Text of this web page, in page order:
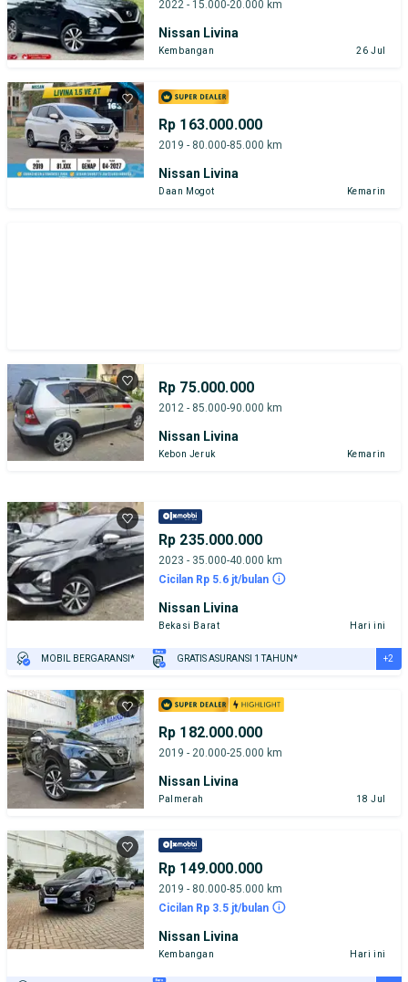
2022 - 15.000-20.000 km
Nissan Livina
Kembangan 26 Jul
Rp 163.000.000
2019 - 80.000-85.000 km
Nissan Livina
Daan Mogot Kemarin
Rp 75.000.000
2012 - 85.000-90.000 km
Nissan Livina
Kebon Jeruk Kemarin
Rp 235.000.000
2023 - 35.000-40.000 km
Cicilan Rp 5.6 jt/bulan
Nissan Livina
Bekasi Barat Hari ini
MOBIL BERGARANSI* GRATIS ASURANSI 1 TAHUN* +2
Rp 182.000.000
2019 - 20.000-25.000 km
Nissan Livina
Palmerah 18 Jul
Rp 149.000.000
2019 - 80.000-85.000 km
Cicilan Rp 3.5 jt/bulan
Nissan Livina
Kembangan Hari ini